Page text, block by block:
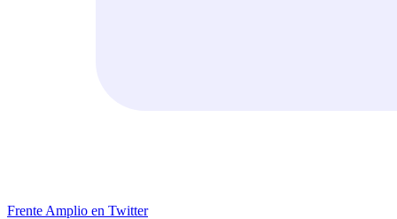
Frente Amplio en Twitter